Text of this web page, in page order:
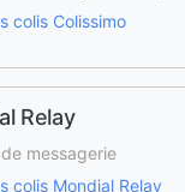
colis Colissimo
Relay
messagerie
colis Mondial Relay